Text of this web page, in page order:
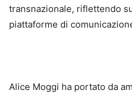
transnazionale, riflettendo
piattaforme di
Alice Moggi ha portato da